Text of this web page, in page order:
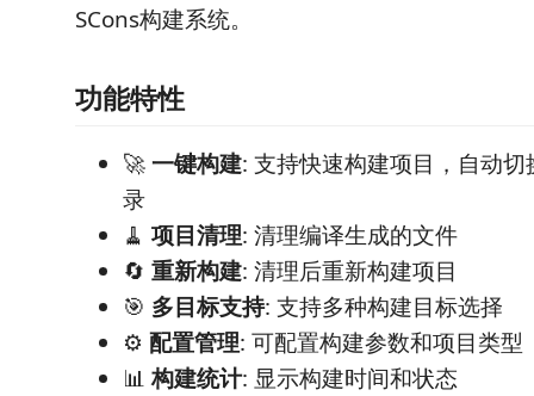
SCons构建系统。
功能特性
🚀一键构建: 支持快速构建项目，自动
录
🧹 项目清理: 清理编译生成的文件
🔄 重新构建: 清理后重新构建项目
🎯 多目标支持: 支持多种构建目标选择
⚙️ 配置管理: 可配置构建参数和项目类型
📊构建统计: 显示构建时间和状态